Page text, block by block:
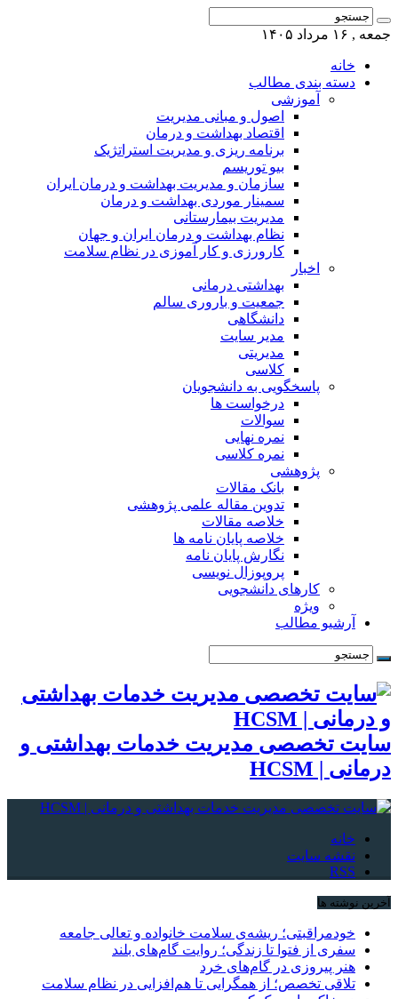
جمعه , ۱۶ مرداد ۱۴۰۵
خانه
دسته بندی مطالب
آموزشی
اصول و مبانی مدیریت
اقتصاد بهداشت و درمان
برنامه ریزی و مدیریت استراتژیک
بیو توریسم
سازمان و مدیریت بهداشت و درمان ایران
سمینار موردی بهداشت و درمان
مدیریت بیمارستانی
نظام بهداشت و درمان ایران و جهان
کارورزی و کار آموزی در نظام سلامت
اخبار
بهداشتی درمانی
جمعیت و باروری سالم
دانشگاهی
مدیر سایت
مدیریتی
کلاسی
پاسخگویی به دانشجویان
درخواست ها
سوالات
نمره نهایی
نمره کلاسی
پژوهشی
بانک مقالات
تدوین مقاله علمی پژوهشی
خلاصه مقالات
خلاصه پایان نامه ها
نگارش پایان نامه
پروپوزال نویسی
کارهای دانشجویی
ویژه
آرشیو مطالب
سایت تخصصی مدیریت خدمات بهداشتی و
درمانی | HCSM
خانه
نقشه سایت
RSS
آخرین نوشته ها
خودمراقبتی؛ ریشه‌ی سلامت خانواده و تعالی جامعه
سفری از فتوا تا زندگی؛ روایت گام‌های بلند
هنر پیروزی در گام‌های خرد
تلاقی تخصص؛ از همگرایی تا هم‌افزایی در نظام سلامت